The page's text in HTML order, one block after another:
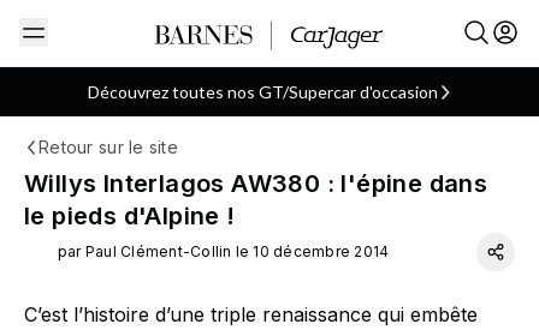
Découvrez toutes nos GT/Supercar d'occasion
ARTICLE Alpine Coupé
Retour sur le site
Willys Interlagos AW380 : l'épine dans
le pieds d'Alpine !
par Paul Clément-Collin le 10 décembre 2014
C’est l’histoire d’une triple renaissance qui embête